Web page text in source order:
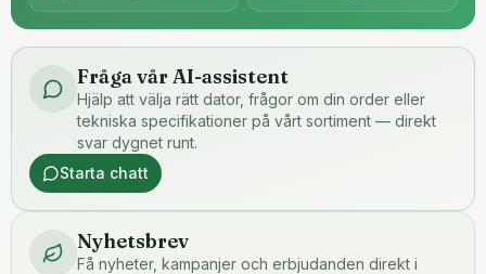
Fråga vår AI-assistent
Hjälp att välja rätt dator, frågor om din order eller
tekniska specifikationer på vårt sortiment — direkt
svar dygnet runt.
Starta chatt
Nyhetsbrev
Få nyheter, kampanjer och erbjudanden direkt i